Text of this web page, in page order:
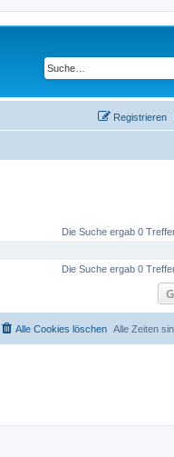
Registrieren
Die Suche ergab 0
Die Suche ergab 0
Alle Zeiten
Alle Cookies löschen